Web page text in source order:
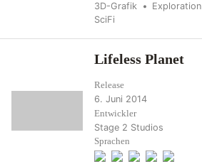
3D-Grafik Exploration
SciFi
Lifeless Planet
Release
6. Juni 2014
Entwickler
Stage 2 Studios
Sprachen